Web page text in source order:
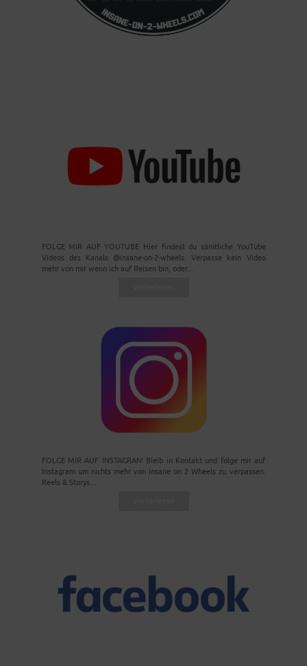
FOLGE MIR AUF YOUTUBE Hier findest du sämtliche YouTube
Videos des Kanals @insane-on-2-wheels. Verpasse kein Video
mehr von mir wenn ich auf Reisen bin, oder...
FOLGE MIR AUF INSTAGRAM Bleib in Kontakt und folge mir auf
Instagram um nichts mehr von Insane on 2 Wheels zu verpassen.
Reels & Storys...